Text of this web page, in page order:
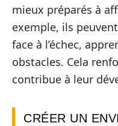
mieux préparés à
exemple, ils
face à l’échec,
obstacles. Cela
contribue à leur
CRÉER UN